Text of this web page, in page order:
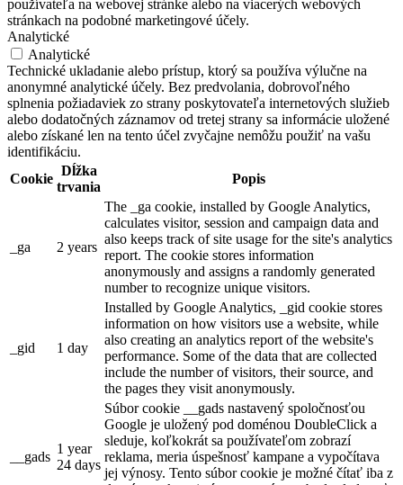
používateľa na webovej stránke alebo na viacerých webových
stránkach na podobné marketingové účely.
Analytické
Analytické
Technické ukladanie alebo prístup, ktorý sa používa výlučne na
anonymné analytické účely. Bez predvolania, dobrovoľného
splnenia požiadaviek zo strany poskytovateľa internetových služieb
alebo dodatočných záznamov od tretej strany sa informácie uložené
alebo získané len na tento účel zvyčajne nemôžu použiť na vašu
identifikáciu.
Cookie
Dĺžka
trvania
Popis
_ga 2 years
The _ga cookie, installed by Google Analytics,
calculates visitor, session and campaign data and
also keeps track of site usage for the site's analytics
report. The cookie stores information
anonymously and assigns a randomly generated
number to recognize unique visitors.
_gid 1 day
Installed by Google Analytics, _gid cookie stores
information on how visitors use a website, while
also creating an analytics report of the website's
performance. Some of the data that are collected
include the number of visitors, their source, and
the pages they visit anonymously.
__gads
1 year
24 days
Súbor cookie __gads nastavený spoločnosťou
Google je uložený pod doménou DoubleClick a
sleduje, koľkokrát sa používateľom zobrazí
reklama, meria úspešnosť kampane a vypočítava
jej výnosy. Tento súbor cookie je možné čítať iba z